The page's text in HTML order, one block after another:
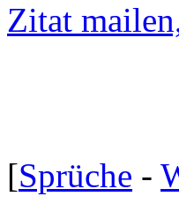
Zitat
[Sprüche -